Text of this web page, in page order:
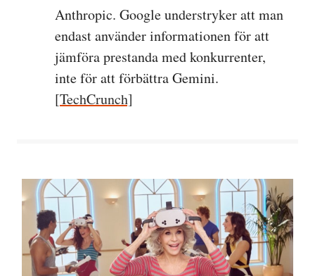
Anthropic. Google understryker att man
endast använder informationen för att
jämföra prestanda med konkurrenter,
inte för att förbättra Gemini.
[TechCrunch]